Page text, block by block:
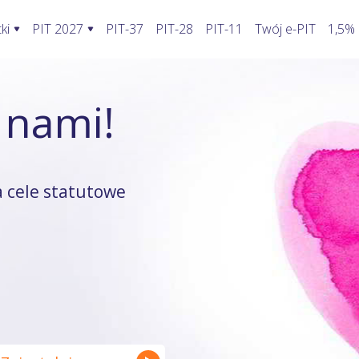
fakturę w KSeF?
stwarza KSeF?
a KSeF
faktury do KSeF
faktury, gdy KSeF nie działa
Kalkulator wynagrodzeń
Kalkulator walut
Kalkulator odsetek PIT
Kalkulator rozliczenia
Kalkulator zwrotu podatku
Kalkulator kilometrówki
PIT 2027
PIT-28
37
38
Koszty uzyskania przychodu
Koszty uzyskania przychodu twórcy
Odliczenie składki zdrowotnej
Działalność nierejestrowana
Wybór formy opodatkowania
PIT-37 PIT-28 PIT-11 Twój e-PIT 1,5%
cele statutowe